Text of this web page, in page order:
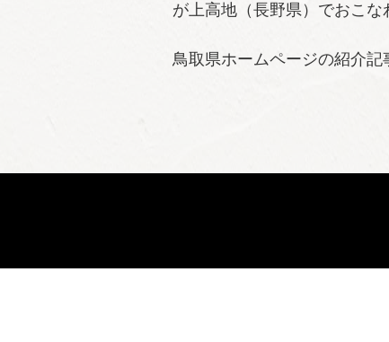
が上高地（長野県）でおこな
鳥取県ホームページの紹介記